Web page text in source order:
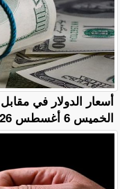
أسعار الدولار في
الخميس 6 أغسطس 2026